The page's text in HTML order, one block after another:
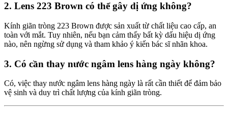
2. Lens 223 Brown có thể gây dị ứng không?
Kính giãn tròng 223 Brown được sản xuất từ chất liệu cao cấp, an
toàn với mắt. Tuy nhiên, nếu bạn cảm thấy bất kỳ dấu hiệu dị ứng
nào, nên ngừng sử dụng và tham khảo ý kiến bác sĩ nhãn khoa.
3. Có cần thay nước ngâm lens hàng ngày không?
Có, việc thay nước ngâm lens hàng ngày là rất cần thiết để đảm bảo
vệ sinh và duy trì chất lượng của kính giãn tròng.